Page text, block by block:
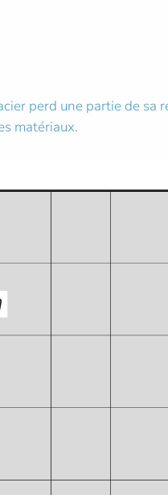
perd une partie de sa
matériaux.